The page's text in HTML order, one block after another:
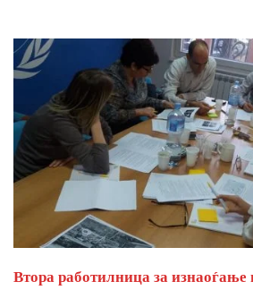
Втора работилница за изнаоѓање